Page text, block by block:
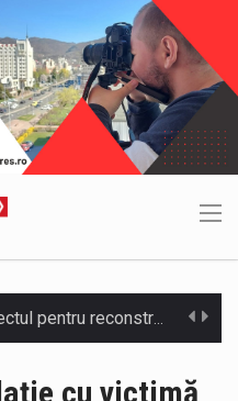
COD GALBEN. Interval de valabilitate: 07 august, ora 12.00 – 07 august, ora 23.00 / Fenomene vizate: instabilitate atmosferică, intensificări…
cu victimă